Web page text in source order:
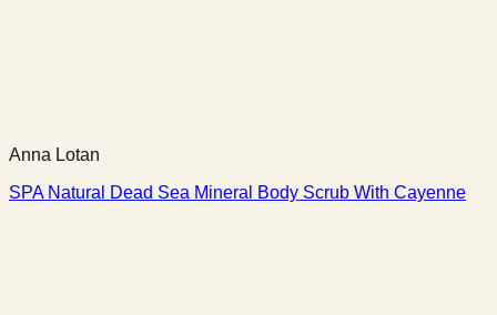
Anna Lotan
SPA Natural Dead Sea Mineral Body Scrub With Cayenne